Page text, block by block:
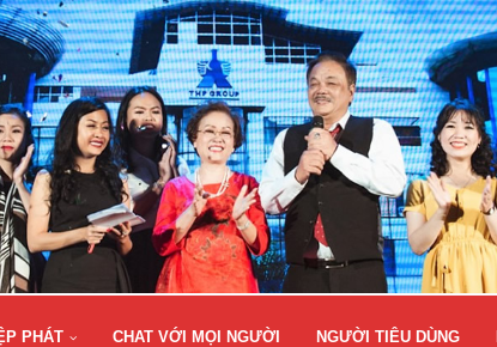
PHÁT CHAT VỚI MỌI NGƯỜI NGƯỜI TIÊU DÙNG